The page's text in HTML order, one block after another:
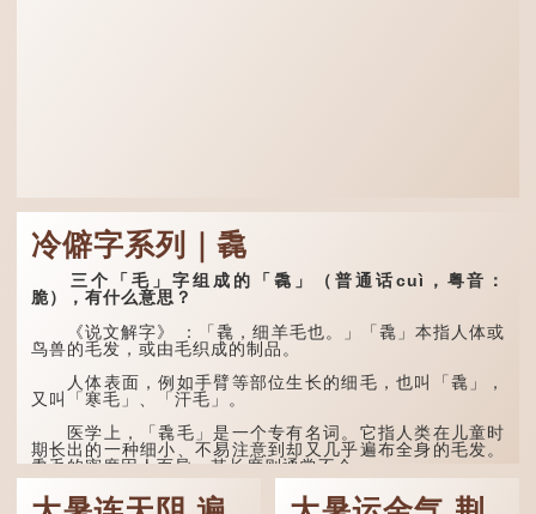
冷僻字系列｜毳
三个「毛」字组成的「毳」（普通话cuì，粤音：
脆），有什么意思？
《说文解字》 ：「毳，细羊毛也。」「毳」本指人体或
鸟兽的毛发，或由毛织成的制品。
人体表面，例如手臂等部位生长的细毛，也叫「毳」，
又叫「寒毛」、「汗毛」。
医学上，「毳毛」是一个专有名词。它指人类在儿童时
期长出的一种细小、不易注意到却又几乎遍布全身的毛发。
毳毛的密度因人而异，其长度则通常不会...